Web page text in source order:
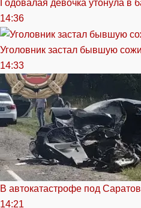
Годовалая девочка утонула в
14:36
Уголовник застал бывшую
14:33
В автокатастрофе под
14:21